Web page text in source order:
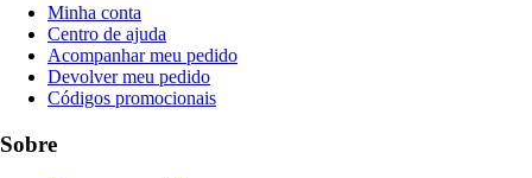
Minha conta
Centro de ajuda
Acompanhar meu pedido
Devolver meu pedido
Códigos promocionais
Sobre